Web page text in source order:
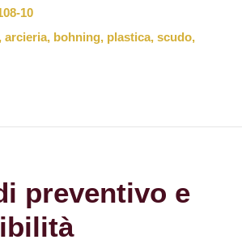
10
arcieria, bohning, plastica, scudo,
preventivo e